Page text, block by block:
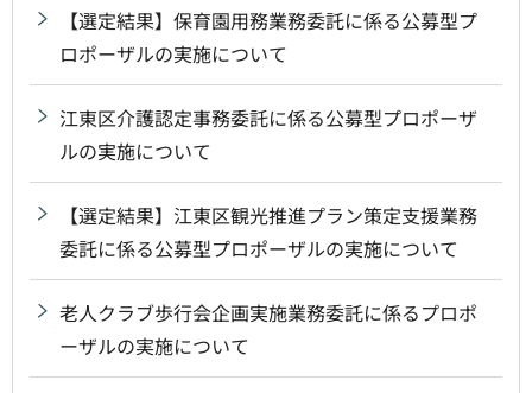
【選定結果】保育園用務業務委託に係る公募型プ
ロポーザルの実施について
江東区介護認定事務委託に係る公募型プロポーザ
ルの実施について
【選定結果】江東区観光推進プラン策定支援業務
委託に係る公募型プロポーザルの実施について
老人クラブ歩行会企画実施業務委託に係るプロポ
ーザルの実施について